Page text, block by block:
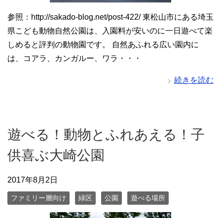
参照：http://sakado-blog.net/post-422/ 東松山市にある埼玉
県こども動物自然公園は、入園料が安いのに一日遊べて楽
しめると評判の動物園です。 自然あふれる広い園内に
は、コアラ、カンガルー、ワラ・・・
続きを読む
遊べる！動物とふれあえる！子
供喜ぶ大崎公園
2017年8月2日
ファミリー層向け 緑区 公園 遊べる場所